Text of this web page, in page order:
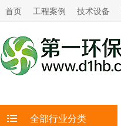
首页 工程案例 技术设备
全部行业分类